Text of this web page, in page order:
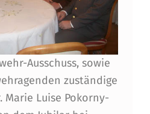
Ausschuss, sowie
zuständige
Marie Luise Pokorny-